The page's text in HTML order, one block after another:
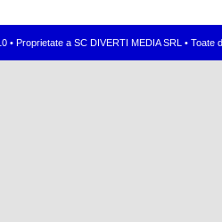
• Proprietate a SC DIVERTI MEDIA SRL •